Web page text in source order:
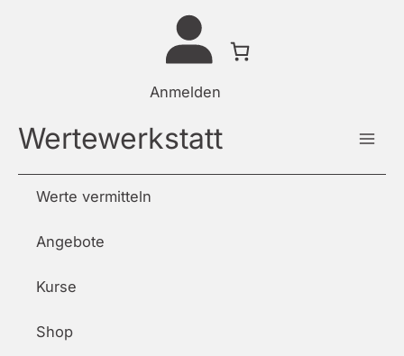
Anmelden
Wertewerkstatt
Werte vermitteln
Angebote
Kurse
Shop